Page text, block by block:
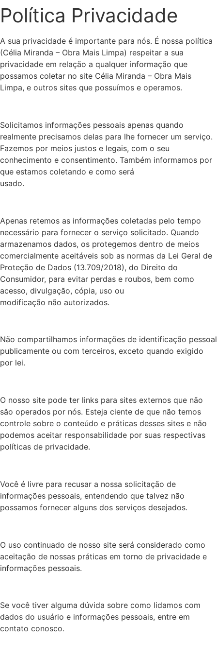
Política Privacidade
A sua privacidade é importante para nós. É nossa política
(Célia Miranda – Obra Mais Limpa) respeitar a sua
privacidade em relação a qualquer informação que
possamos coletar no site Célia Miranda – Obra Mais
Limpa, e outros sites que possuímos e operamos.
Solicitamos informações pessoais apenas quando
realmente precisamos delas para lhe fornecer um serviço.
Fazemos por meios justos e legais, com o seu
conhecimento e consentimento. Também informamos por
que estamos coletando e como será
usado.
Apenas retemos as informações coletadas pelo tempo
necessário para fornecer o serviço solicitado. Quando
armazenamos dados, os protegemos dentro de meios
comercialmente aceitáveis ​​sob as normas da Lei Geral de
Proteção de Dados (13.709/2018), do Direito do
Consumidor, para evitar perdas e roubos, bem como
acesso, divulgação, cópia, uso ou
modificação não autorizados.
Não compartilhamos informações de identificação pessoal
publicamente ou com terceiros, exceto quando exigido
por lei.
O nosso site pode ter links para sites externos que não
são operados por nós. Esteja ciente de que não temos
controle sobre o conteúdo e práticas desses sites e não
podemos aceitar responsabilidade por suas respectivas
políticas de privacidade.
Você é livre para recusar a nossa solicitação de
informações pessoais, entendendo que talvez não
possamos fornecer alguns dos serviços desejados.
O uso continuado de nosso site será considerado como
aceitação de nossas práticas em torno de privacidade e
informações pessoais.
Se você tiver alguma dúvida sobre como lidamos com
dados do usuário e informações pessoais, entre em
contato conosco.